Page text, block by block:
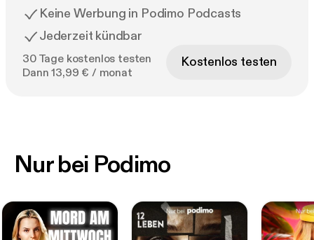
Keine Werbung in Podimo Podcasts
Jederzeit kündbar
30 Tage kostenlos testen
Dann 13,99 € / monat
Kostenlos testen
Nur bei Podimo